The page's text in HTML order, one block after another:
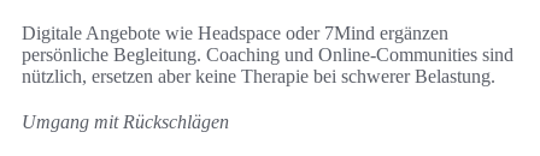
Digitale Angebote wie Headspace oder 7Mind ergänzen
persönliche Begleitung. Coaching und Online‑Communities sind
nützlich, ersetzen aber keine Therapie bei schwerer Belastung.
Umgang mit Rückschlägen